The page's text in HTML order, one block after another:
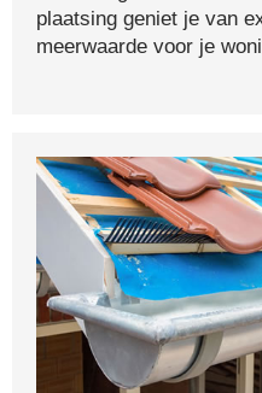
plaatsing geniet je van
meerwaarde voor je